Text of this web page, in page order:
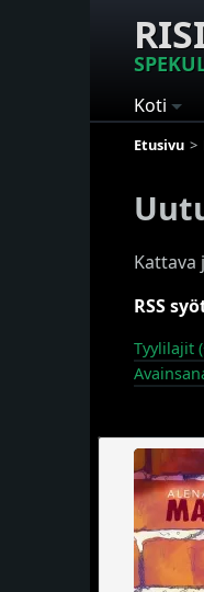
Koti
Etusivu
Kattava
RSS
Tyylilajit